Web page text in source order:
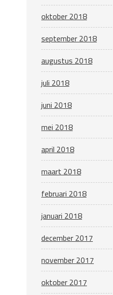
oktober 2018
september 2018
augustus 2018
juli 2018
juni 2018
mei 2018
april 2018
maart 2018
februari 2018
januari 2018
december 2017
november 2017
oktober 2017